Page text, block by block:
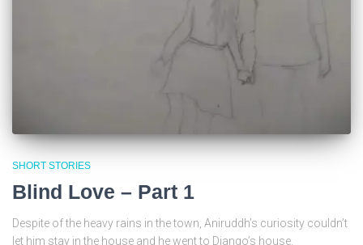
SHORT STORIES
Blind Love – Part 1
Despite of the heavy rains in the town, Aniruddh’s curiosity couldn’t
let him stay in the house and he went to Django’s house.